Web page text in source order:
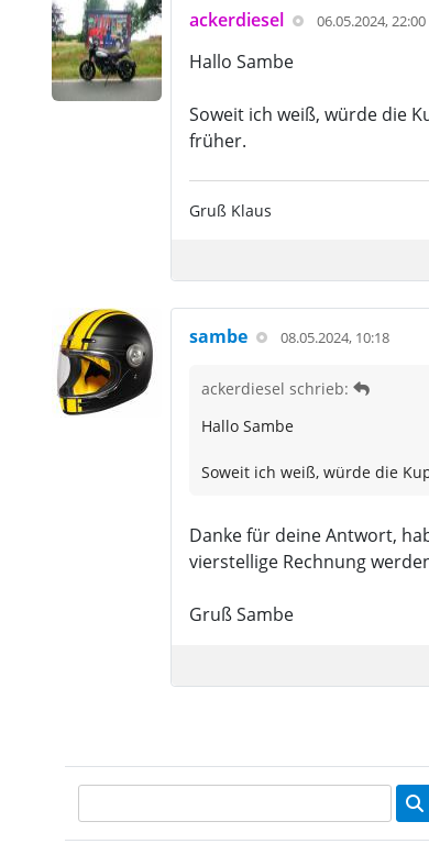
ackerdiesel 06.05.2024, 22:00
Hallo Sambe
Soweit ich weiß, würde die
früher.
Gruß Klaus
sambe 08.05.2024, 10:18
ackerdiesel schrieb:
Hallo Sambe
Soweit ich weiß, würde die
Danke für deine Antwort,
vierstellige Rechnung
Gruß Sambe